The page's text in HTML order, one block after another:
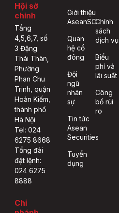
Hội sở
chính
Tầng
4,5,6,7, số
3 Đặng
Thái Thân,
Phường
Phan Chu
Trinh, quận
Hoàn Kiếm,
thành phố
Hà Nội
Tel: 024
6275 8668
Tổng đài
đặt lệnh:
024 6275
8888
Chi
Giới thiệu
AseanSC
Quan
hệ cổ
đông
Đội
ngũ
nhân
sự
Tin tức
Asean
Securities
Tuyển
dụng
Chính
sách
dịch vụ
Biểu
phí và
lãi suất
Công
bố rủi
ro